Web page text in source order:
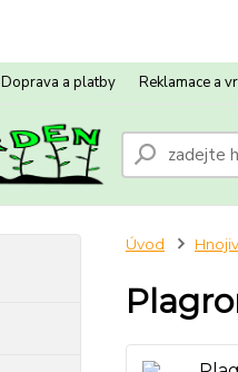
Doprava a platby Reklamace a
Úvod